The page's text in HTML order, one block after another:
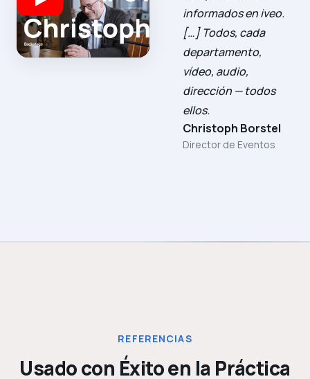
informados en iveo.
[…] Todos, cada
departamento,
vídeo, audio,
dirección — todos
ellos.
Christoph Borstel
Director de Eventos
REFERENCIAS
Usado con Éxito en la Práctica